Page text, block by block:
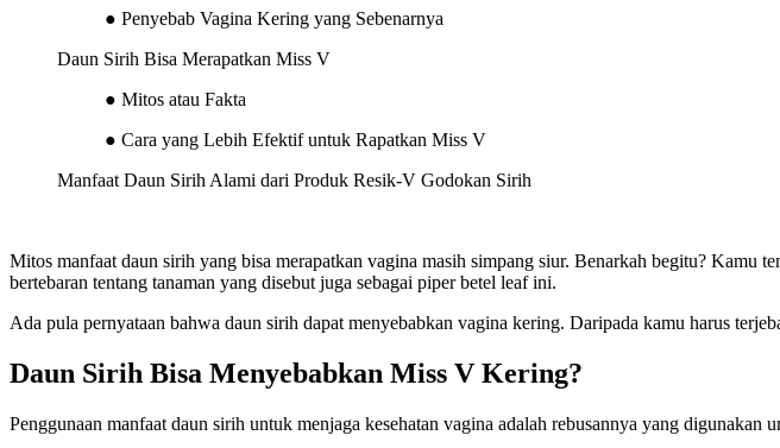
● Penyebab Vagina Kering yang Sebenarnya
Daun Sirih Bisa Merapatkan Miss V
● Mitos atau Fakta
● Cara yang Lebih Efektif untuk Rapatkan Miss V
Manfaat Daun Sirih Alami dari Produk Resik-V Godokan Sirih
Mitos manfaat daun sirih yang bisa merapatkan vagina masih simpang siur. Benarkah begitu?
bertebaran tentang tanaman yang disebut juga sebagai piper betel leaf ini.
Ada pula pernyataan bahwa daun sirih dapat menyebabkan vagina kering. Daripada kamu harus
Daun Sirih Bisa Menyebabkan Miss V Kering?
Penggunaan manfaat daun sirih untuk menjaga kesehatan vagina adalah rebusannya yang